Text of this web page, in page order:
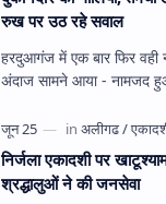
रुख पर उठ रहे सवाल
हरदुआगंज में एक बार फिर वही
अंदाज सामने आया - नामजद
घंटे हव…
निर्जला एकादशी पर
श्रद्धालुओं ने की जनसेवा